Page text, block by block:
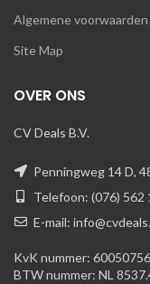
Algemene voorwaarden
Site Map
OVER ONS
CV Deals B.V.
Penningweg 14 D,
Telefoon: (076) 562
E-mail:
KvK nummer: 60050756
BTW nummer: NL